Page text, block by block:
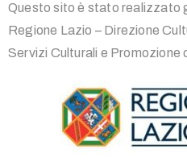
Questo sito è stato realizzato
Regione Lazio – Direzione
Servizi Culturali e Promozione